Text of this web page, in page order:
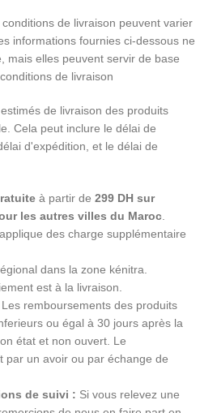
de livraison peuvent varier
informations fournies ci-dessous ne
mais elles peuvent servir de base
de livraison
de livraison des produits
Cela peut inclure le délai de
d'expédition, et le délai de
à partir de 299 DH sur
les autres villes du Maroc
des charge supplémentaire
dans la zone kénitra.
est à la livraison.
Les remboursements des produits
ou égal à 30 jours après la
état et non ouvert. Le
par un avoir ou par échange de
de suivi : Si vous relevez une